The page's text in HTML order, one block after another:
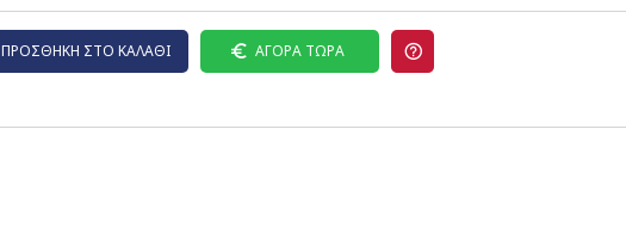
ΠΡΟΣΘΉΚΗ ΣΤΟ ΚΑΛΆΘΙ ΑΓΟΡΆ ΤΏΡΑ